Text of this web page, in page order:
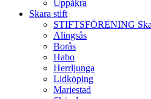
Uppåkra
Skara stift
STIFTSFÖRENING
Alingsås
Borås
Habo
Herrljunga
Lidköping
Mariestad